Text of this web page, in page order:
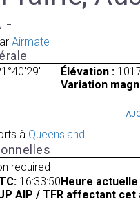
-
Airmate
Élévation :
Variation
à Queensland
required
16:33:50 Heure
AIP / TFR affectant